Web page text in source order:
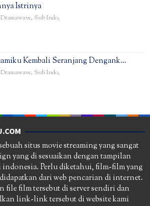
Istrinya
Dramawave, Sub Indo,
Kembali Seranjang Dengank…
Dramawave, Sub Indo,
situs movie streaming yang sangat
yang di sesuaikan dengan tampilan
indonesia. Perlu diketahui, film-film yang
dari web pencarian di internet.
file film tersebut di server sendiri dan
link-link tersebut di website kami